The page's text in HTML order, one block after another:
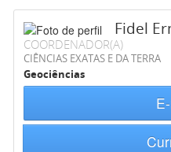
Fidel
COORDENADOR(A)
CIÊNCIAS EXATAS E DA TERRA
Geociências